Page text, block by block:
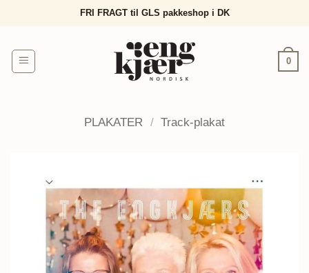
FRI FRAGT til GLS pakkeshop i DK
0
PLAKATER / Track-plakat